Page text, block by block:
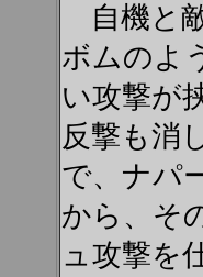
自機と
ボムのよ
い攻撃が
反撃も消
で、ナパ
から、そ
ュ攻撃を